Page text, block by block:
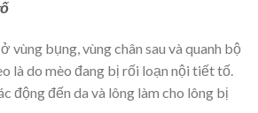
vùng bụng, vùng chân sau và quanh bộ
là do mèo đang bị rối loạn nội tiết tố.
động đến da và lông làm cho lông bị